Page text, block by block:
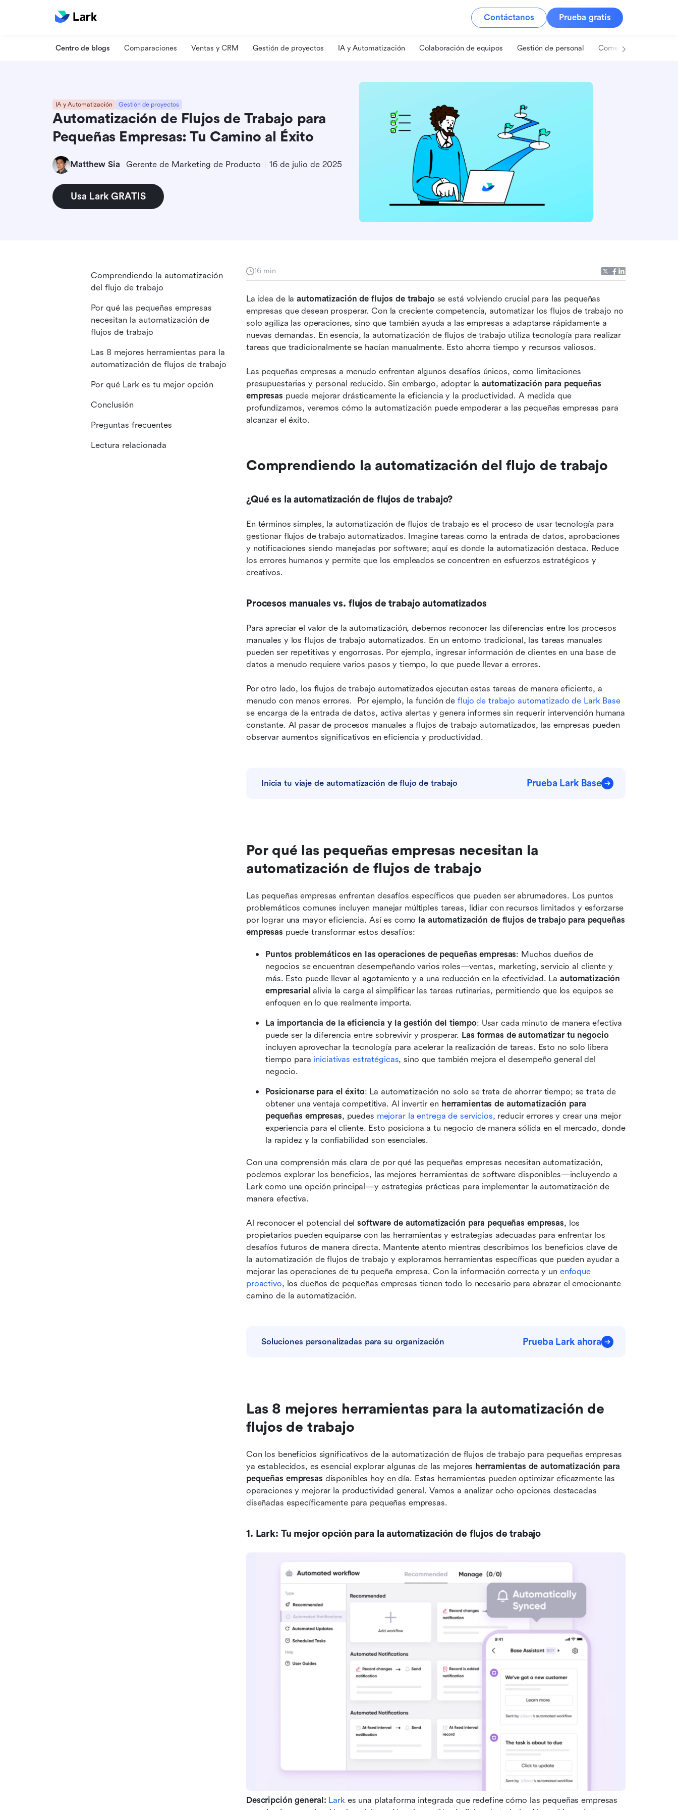
Contáctanos Prueba gratis
Centro de blogs Comparaciones Ventas y CRM Gestión de proyectos IA y Automatización Colaboración de equipos Gestión de personal Comercio minorista
IA y Automatización Gestión de proyectos
Automatización de Flujos de Trabajo para
Pequeñas Empresas: Tu Camino al Éxito
Matthew Sia Gerente de Marketing de Producto 16 de julio de 2025
Usa Lark GRATIS
16 min
La idea de la automatización de flujos de trabajo se está volviendo crucial para las pequeñas
empresas que desean prosperar. Con la creciente competencia, automatizar los flujos de trabajo no
solo agiliza las operaciones, sino que también ayuda a las empresas a adaptarse rápidamente a
nuevas demandas. En esencia, la automatización de flujos de trabajo utiliza tecnología para realizar
tareas que tradicionalmente se hacían manualmente. Esto ahorra tiempo y recursos valiosos.
Las pequeñas empresas a menudo enfrentan algunos desafíos únicos, como limitaciones
presupuestarias y personal reducido. Sin embargo, adoptar la automatización para pequeñas
empresas puede mejorar drásticamente la eficiencia y la productividad. A medida que
profundizamos, veremos cómo la automatización puede empoderar a las pequeñas empresas para
alcanzar el éxito.
Comprendiendo la automatización del flujo de trabajo
¿Qué es la automatización de flujos de trabajo?
En términos simples, la automatización de flujos de trabajo es el proceso de usar tecnología para
gestionar flujos de trabajo automatizados. Imagine tareas como la entrada de datos, aprobaciones
y notificaciones siendo manejadas por software; aquí es donde la automatización destaca. Reduce
los errores humanos y permite que los empleados se concentren en esfuerzos estratégicos y
creativos.
Procesos manuales vs. flujos de trabajo automatizados
Para apreciar el valor de la automatización, debemos reconocer las diferencias entre los procesos
manuales y los flujos de trabajo automatizados. En un entorno tradicional, las tareas manuales
pueden ser repetitivas y engorrosas. Por ejemplo, ingresar información de clientes en una base de
datos a menudo requiere varios pasos y tiempo, lo que puede llevar a errores.
Por otro lado, los flujos de trabajo automatizados ejecutan estas tareas de manera eficiente, a
menudo con menos errores.
Por ejemplo, la función de flujo de trabajo automatizado de Lark Base
se encarga de la entrada de datos, activa alertas y genera informes sin requerir intervención humana
constante. Al pasar de procesos manuales a flujos de trabajo automatizados, las empresas pueden
observar aumentos significativos en eficiencia y productividad.
Inicia tu viaje de automatización de flujo de trabajo Prueba Lark Base
Por qué las pequeñas empresas necesitan la
automatización de flujos de trabajo
Las pequeñas empresas enfrentan desafíos específicos que pueden ser abrumadores. Los puntos
problemáticos comunes incluyen manejar múltiples tareas, lidiar con recursos limitados y esforzarse
por lograr una mayor eficiencia. Así es como la automatización de flujos de trabajo para pequeñas
empresas puede transformar estos desafíos:
Puntos problemáticos en las operaciones de pequeñas empresas: Muchos dueños de
negocios se encuentran desempeñando varios roles—ventas, marketing, servicio al cliente y
más. Esto puede llevar al agotamiento y a una reducción en la efectividad. La automatización
empresarial alivia la carga al simplificar las tareas rutinarias, permitiendo que los equipos se
enfoquen en lo que realmente importa.
La importancia de la eficiencia y la gestión del tiempo: Usar cada minuto de manera efectiva
puede ser la diferencia entre sobrevivir y prosperar. Las formas de automatizar tu negocio
incluyen aprovechar la tecnología para acelerar la realización de tareas. Esto no solo libera
tiempo para iniciativas estratégicas, sino que también mejora el desempeño general del
negocio.
Posicionarse para el éxito: La automatización no solo se trata de ahorrar tiempo; se trata de
obtener una ventaja competitiva. Al invertir en herramientas de automatización para
pequeñas empresas, puedes mejorar la entrega de servicios, reducir errores y crear una mejor
experiencia para el cliente. Esto posiciona a tu negocio de manera sólida en el mercado, donde
la rapidez y la confiabilidad son esenciales.
Con una comprensión más clara de por qué las pequeñas empresas necesitan automatización,
podemos explorar los beneficios, las mejores herramientas de software disponibles—incluyendo a
Lark como una opción principal—y estrategias prácticas para implementar la automatización de
manera efectiva.
Al reconocer el potencial del software de automatización para pequeñas empresas, los
propietarios pueden equiparse con las herramientas y estrategias adecuadas para enfrentar los
desafíos futuros de manera directa. Mantente atento mientras describimos los beneficios clave de
la automatización de flujos de trabajo y exploramos herramientas específicas que pueden ayudar a
mejorar las operaciones de tu pequeña empresa. Con la información correcta y un enfoque
proactivo, los dueños de pequeñas empresas tienen todo lo necesario para abrazar el emocionante
camino de la automatización.
Soluciones personalizadas para su organización Prueba Lark ahora
Las 8 mejores herramientas para la automatización de
flujos de trabajo
Con los beneficios significativos de la automatización de flujos de trabajo para pequeñas empresas
ya establecidos, es esencial explorar algunas de las mejores herramientas de automatización para
pequeñas empresas disponibles hoy en día. Estas herramientas pueden optimizar eficazmente las
operaciones y mejorar la productividad general. Vamos a analizar ocho opciones destacadas
diseñadas específicamente para pequeñas empresas.
1. Lark: Tu mejor opción para la automatización de flujos de trabajo
Descripción general: Lark es una plataforma integrada que redefine cómo las pequeñas empresas
Comprendiendo la automatización
del flujo de trabajo
Por qué las pequeñas empresas
necesitan la automatización de
flujos de trabajo
Las 8 mejores herramientas para la
automatización de flujos de trabajo
Por qué Lark es tu mejor opción
Conclusión
Preguntas frecuentes
Lectura relacionada